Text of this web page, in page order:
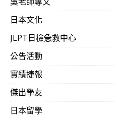
日本文化
JLPT日檢急救中心
公告活動
實績捷報
傑出學友
日本留學